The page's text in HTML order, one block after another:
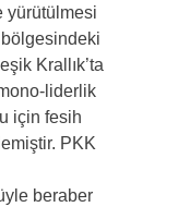
yürütülmesi
bölgesindeki
Krallık’ta
liderlik
için fesih
PKK
beraber